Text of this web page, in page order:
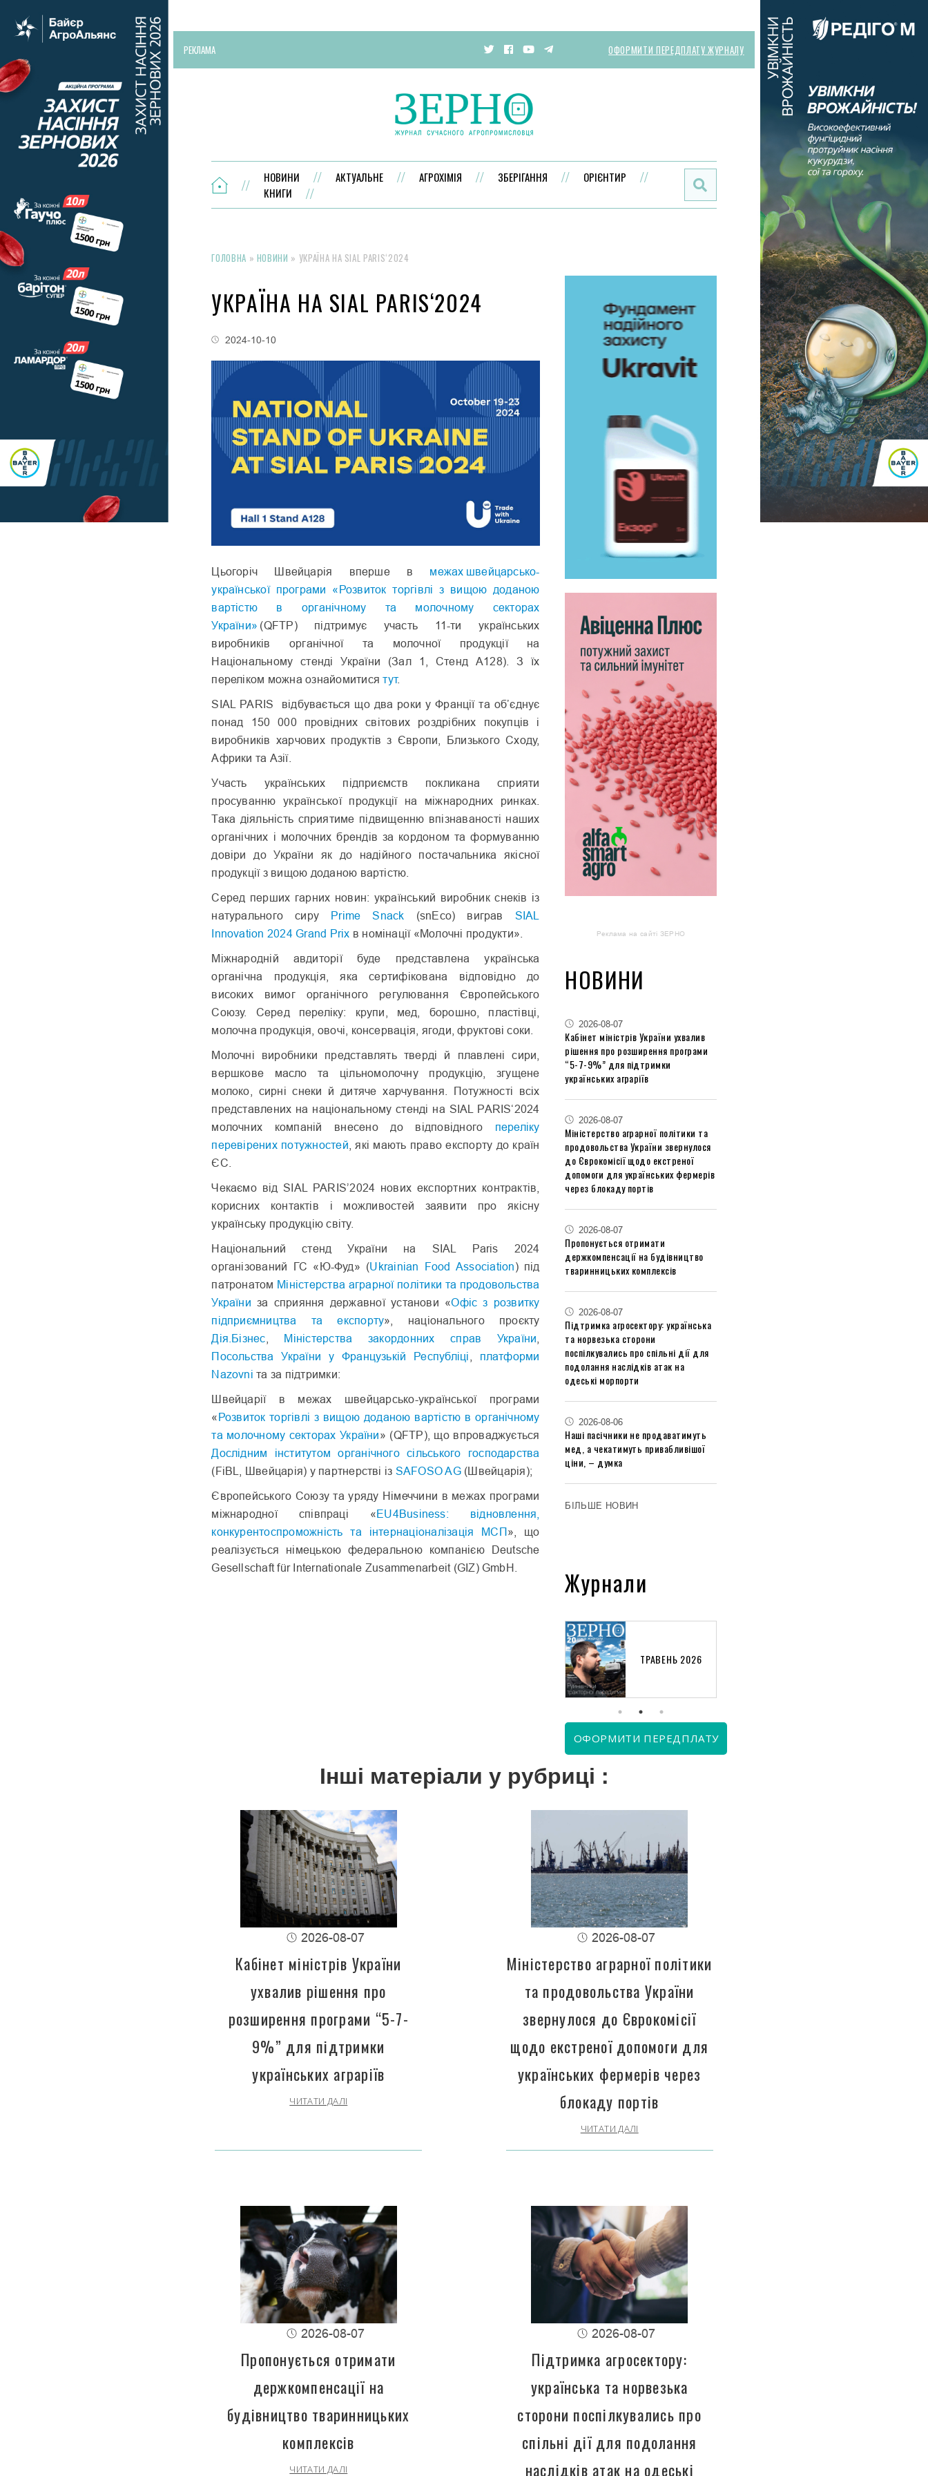
РЕКЛАМА ОФОРМИТИ ПЕРЕДПЛАТУ ЖУРНАЛУ
НОВИНИ АКТУАЛЬНЕ АГРОХІМІЯ ЗБЕРІГАННЯ
ОРІЄНТИР
КНИГИ
ГОЛОВНА » НОВИНИ » УКРАЇНА НА SIAL PARIS‘2024
УКРАЇНА НА SIAL PARIS‘2024
2024-10-10
Цьогоріч Швейцарія вперше в межах швейцарсько-
української програми «Розвиток торгівлі з вищою доданою
вартістю в органічному та молочному секторах
України» (QFTP) підтримує участь 11-ти українських
виробників органічної та молочної продукції на
Національному стенді України (Зал 1, Стенд А128). З їх
переліком можна ознайомитисятут.
SIAL PARIS відбувається що два роки у Франції та обʼєднує
понад 150 000 провідних світових роздрібних покупців і
виробників харчових продуктів з Європи, Близького Сходу,
Африки та Азії.
Участь українських підприємств покликана сприяти
просуванню української продукції на міжнародних ринках.
Така діяльність сприятиме підвищенню впізнаваності наших
органічних і молочних брендів за кордоном та формуванню
довіри до України як до надійного постачальника якісної
продукції з вищою доданою вартістю.
Серед перших гарних новин: український виробник снеків із
натурального сиру Prime Snack (snEco) виграв SIAL
Innovation 2024 Grand Prix в номінації «Молочні продукти».
Міжнародній авдиторії буде представлена українська
органічна продукція, яка сертифікована відповідно до
високих вимог органічного регулювання Європейського
Союзу. Серед переліку: крупи, мед, борошно, пластівці,
молочна продукція, овочі, консервація, ягоди, фруктові соки.
Молочні виробники представлять тверді й плавлені сири,
вершкове масло та цільномолочну продукцію, згущене
молоко, сирні снеки й дитяче харчування. Потужності всіх
представлених на національному стенді на SIAL PARIS‘2024
молочних компаній внесено до відповідного переліку
перевірених потужностей , які мають право експорту до країн
ЄС.
Чекаємо від SIAL PARIS’2024 нових експортних контрактів,
корисних контактів і можливостей заявити про якісну
українську продукцію світу.
Національний cтенд України на SIAL Paris 2024
організований ГС «Ю-Фуд» (Ukrainian Food Association) під
патронатом Міністерства аграрної політики та продовольства
України за сприяння державної установи «Офіс з розвитку
підприємництва та експорту», національного проєкту
Дія.Бізнес
Міністерства закордонних справ України
Посольства України у Французькій Республіці
платформи
Nazovni та за підтримки:
Швейцарії в межах швейцарсько-української програми
«Розвиток торгівлі з вищою доданою вартістю в органічному
та молочному секторах України» (QFTP), що впроваджується
Дослідним інститутом органічного сільського господарства
(FiBL, Швейцарія) у партнерстві із SAFOSO AG(Швейцарія);
Європейського Союзу та уряду Німеччини в межах програми
міжнародної співпраці «EU4Business: відновлення,
конкурентоспроможність та інтернаціоналізація МСП», що
реалізується німецькою федеральною компанією Deutsche
Gesellschaft für Internationale Zusammenarbeit (GIZ) GmbH.
Реклама на сайті ЗЕРНО
НОВИНИ
2026-08-07
Кабінет міністрів України ухвалив
рішення про розширення програми
“5-7-9%” для підтримки
українських аграріїв
2026-08-07
Міністерство аграрної політики та
продовольства України звернулося
до Єврокомісії щодо екстреної
допомоги для українських фермерів
через блокаду портів
2026-08-07
Пропонується отримати
держкомпенсації на будівництво
тваринницьких комплексів
2026-08-07
Підтримка агросектору: українська
та норвезька сторони
поспілкувались про спільні дії для
подолання наслідків атак на
одеські морпорти
2026-08-06
Наші пасічники не продаватимуть
мед, а чекатимуть привабливішої
ціни, – думка
БІЛЬШЕ НОВИН
Журнали
ТРАВЕНЬ 2026
ОФОРМИТИ ПЕРЕДПЛАТУ
Інші матеріали у рубриці :
2026-08-07
Кабінет міністрів України
ухвалив рішення про
розширення програми “5-7-
9%” для підтримки
українських аграріїв
ЧИТАТИ ДАЛІ
2026-08-07
Міністерство аграрної політики
та продовольства України
звернулося до Єврокомісії
щодо екстреної допомоги для
українських фермерів через
блокаду портів
ЧИТАТИ ДАЛІ
2026-08-07
Пропонується отримати
держкомпенсації на
будівництво тваринницьких
комплексів
ЧИТАТИ ДАЛІ
2026-08-07
Підтримка агросектору:
українська та норвезька
сторони поспілкувались про
спільні дії для подолання
наслідків атак на одеські